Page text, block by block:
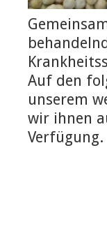
Auf den
unserem
wir ihnen
Verfügung.